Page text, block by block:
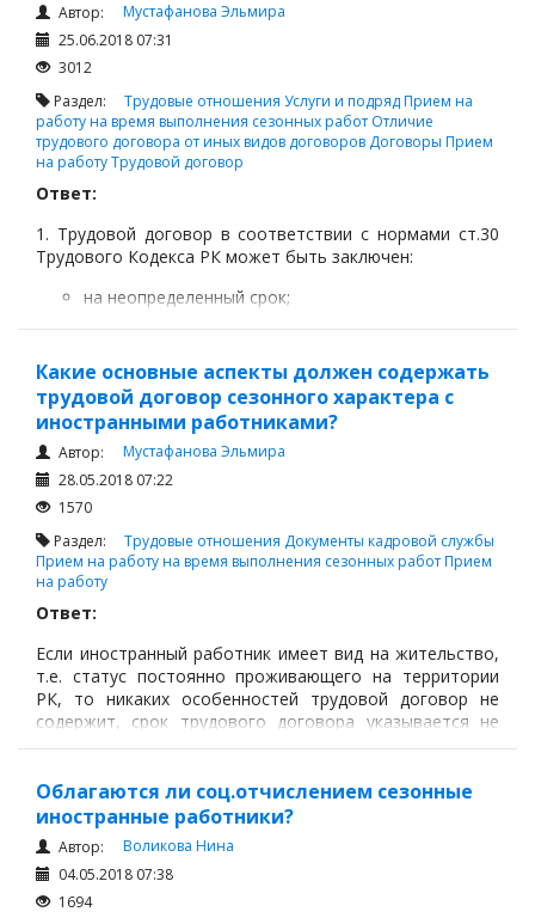
Автор:
Мустафанова Эльмира
25.06.2018 07:31
3012
Раздел: Трудовые отношения Услуги и подрядПрием на
работу на время выполнения сезонных работ Отличие
трудового договора от иных видов договоров Договоры Прием
на работуТрудовой договор
Ответ:
1. Трудовой договор в соответствии с нормами ст.30
Трудового Кодекса РК может быть заключен:
на неопределенный срок;
на определенный срок не менее одного
подпунктами 3), 4), 5) и 6) настоящего
пункта.
Какие основные аспекты должен содержать
трудовой договор сезонного характера с
иностранными работниками?
Автор:
Мустафанова Эльмира
28.05.2018 07:22
1570
Раздел: Трудовые отношения Документы кадровой службы
Прием на работу на время выполнения сезонных работПрием
на работу
Ответ:
Если иностранный работник имеет вид на жительство,
т.е. статус постоянно проживающего на территории
РК, то никаких особенностей трудовой договор не
содержит, срок трудового договора указывается не
более, чем срок окончания срока вида на жительство.
Облагаются ли соц.отчислением сезонные
иностранные работники?
Автор:
Воликова Нина
04.05.2018 07:38
1694